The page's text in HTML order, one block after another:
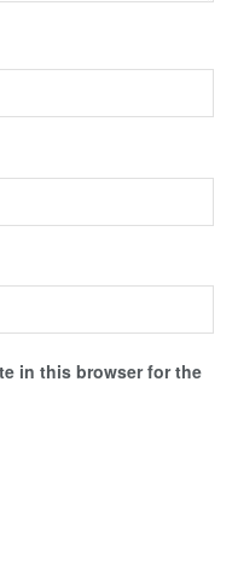
in this browser for the